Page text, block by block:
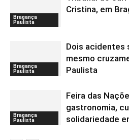
Bragança
Paulista
Cristina, em
Bragança
Paulista
Dois acidentes
mesmo
Paulista
Bragança
Paulista
Feira das
gastronomia,
solidariedade